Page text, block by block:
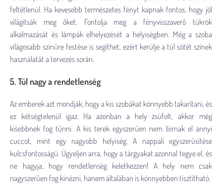
feltétlenül. Ha kevesebb természetes fényt kapnak fontos, hogy jól
világítsák meg őket. Fontolja meg a fényvisszaverő tükrök
alkalmazását és lámpák elhelyezését a helyiségben. Még a szoba
világosabb színűre festése is segíthet, ezért kerülje a túl sötét színek
használatát a tervezés során.
5. Túl nagy a rendetlenség
Az emberek azt mondják, hogy a kis szobákat könnyebb takarítani, és
ez kétségtelenül igaz. Ha azonban a hely zsúfolt, akkor még
kisebbnek fog tűnni. A kis terek egyszerűen nem bírnak el annyi
cuccot, mint egy nagyobb helyiség. A nappali egyszerűsítése
kulcsfontosságú. Ügyeljen arra, hogy a tárgyakat azonnal tegye el, és
ne hagyja, hogy rendetlenség keletkezzen! A hely nem csak
nagyszerűen fog kinézni, hanem általában is könnyebben tisztítható.